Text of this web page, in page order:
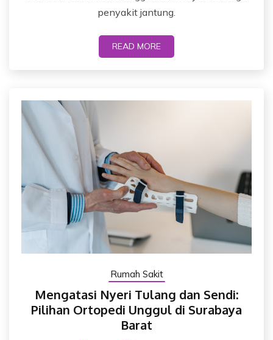
penyakit jantung.
READ MORE
Rumah Sakit
Mengatasi Nyeri Tulang dan Sendi:
Pilihan Ortopedi Unggul di Surabaya
Barat